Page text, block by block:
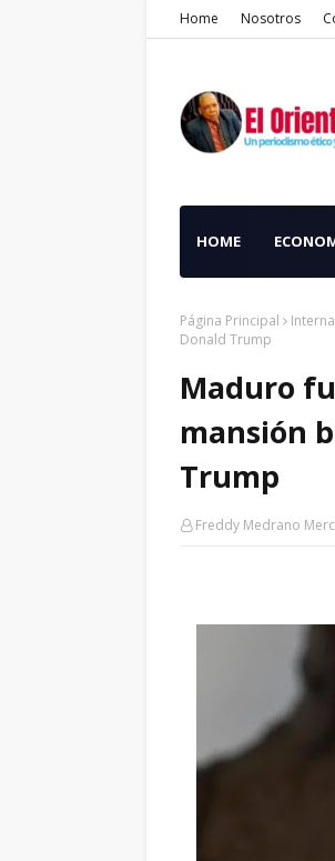
Home Nosotros
HOME
Página Principal
Donald Trump
Maduro
mansión
Trump
Freddy Medrano